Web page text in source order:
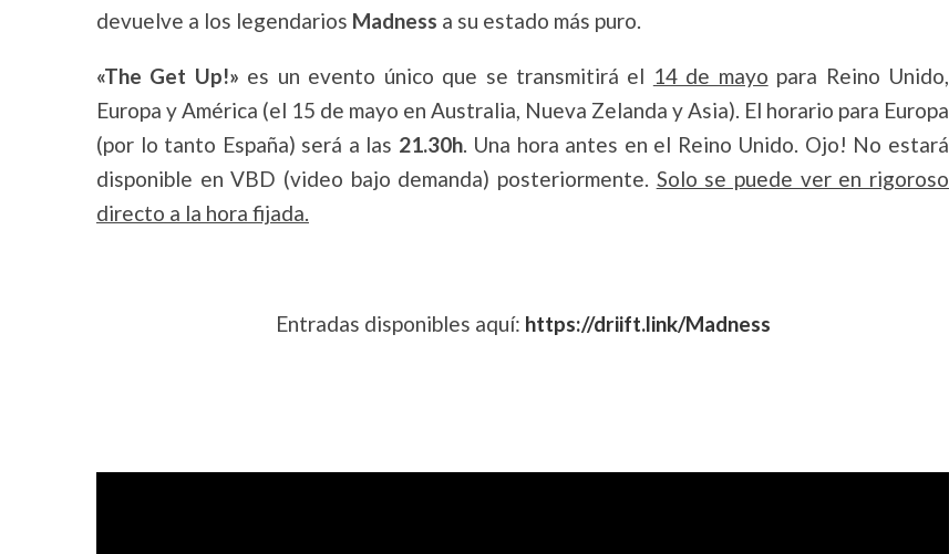
devuelve a los legendarios Madness a su estado más puro.
«The Get Up!» es un evento único que se transmitirá el 14 de mayo para Reino Unido,
Europa y América (el 15 de mayo en Australia, Nueva Zelanda y Asia). El horario para Europa
(por lo tanto España) será a las 21.30h. Una hora antes en el Reino Unido. Ojo! No estará
disponible en VBD (video bajo demanda) posteriormente. Solo se puede ver en rigoroso
directo a la hora fijada.
Entradas disponibles aquí: https://driift.link/Madness